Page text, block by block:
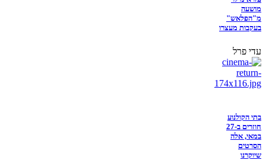
מושעה
מ"הפלאש"
בעקבות מעצרו
עדי פרל
בתי הקולנוע
חוזרים ב-27
במאי, אלה
הסרטים
שיוקרנו